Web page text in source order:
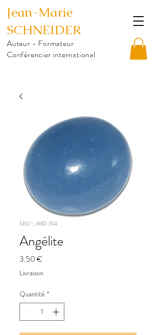
Jean-Marie
SCHNEIDER
Auteur - Formateur
Conférencier international
SKU : JMD 314
Angélite
3.50 €
Livraison
Quantité *